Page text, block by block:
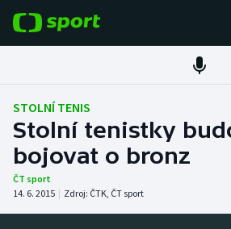
Fotbal
Hokej
Tenis
Atletika
STOLNÍ TENIS
Stolní tenistky
bojovat o bronz
ČT sport
14. 6. 2015 | Zdroj: ČTK, ČT sport